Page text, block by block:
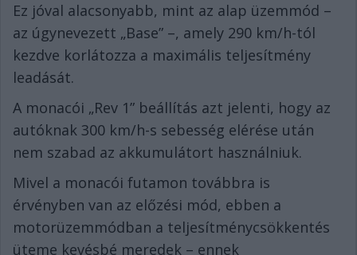
Ez jóval alacsonyabb, mint az alap üzemmód –
az úgynevezett „Base” –, amely 290 km/h-tól
kezdve korlátozza a maximális teljesítmény
leadását.
A monacói „Rev 1” beállítás azt jelenti, hogy az
autóknak 300 km/h-s sebesség elérése után
nem szabad az akkumulátort használniuk.
Mivel a monacói futamon továbbra is
érvényben van az előzési mód, ebben a
motorüzemmódban a teljesítménycsökkentés
üteme kevésbé meredek – ennek